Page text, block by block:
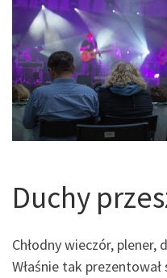
Duchy
Chłodny wieczór, plener,
Właśnie tak